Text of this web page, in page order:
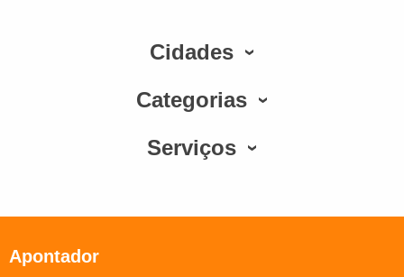
Cidades
Categorias
Serviços
Apontador